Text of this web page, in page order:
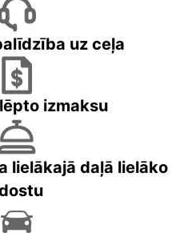
uz ceļa
izmaksu
lielākajā daļā lielāko